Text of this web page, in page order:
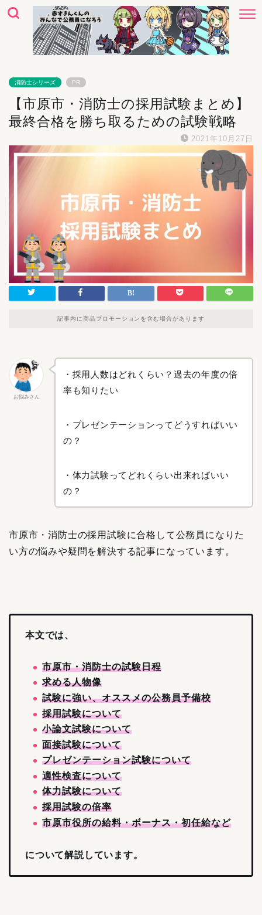
消防士シリーズ PR
【市原市・消防士の採用試験まとめ】
最終合格を勝ち取るための試験戦略
2021年10月27日
記事内に商品プロモーションを含む場合があります
お悩みさん
・採用人数はどれくらい？過去の年度の倍
率も知りたい
・プレゼンテーションってどうすればいい
の？
・体力試験ってどれくらい出来ればいい
の？
市原市・消防士の採用試験に合格して公務員になりた
い方の悩みや疑問を解決する記事になっています。
本文では、
市原市・消防士の試験日程
求める人物像
試験に強い、オススメの公務員予備校
採用試験について
小論文試験について
面接試験について
プレゼンテーション試験について
適性検査について
体力試験について
採用試験の倍率
市原市役所の給料・ボーナス・初任給など
について解説しています。